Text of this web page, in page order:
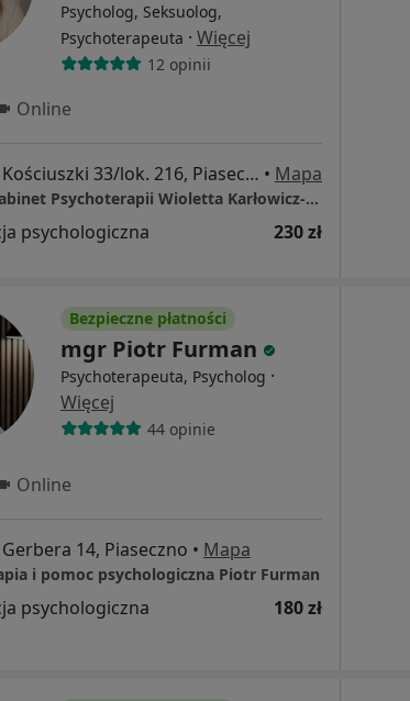
Psycholog, Seksuolog,
Psychoterapeuta · Więcej
12 opinii
Online
Tadeusza Kościuszki 33/lok. 216, Piaseczno • Mapa
Sentima Gabinet Psychoterapii Wioletta Karłowicz-Dul
psychologiczna 230 zł
Bezpieczne płatności
mgr Piotr Furman
Psychoterapeuta, Psycholog ·
Więcej
44 opinie
Online
14, Piaseczno • Mapa
i pomoc psychologiczna Piotr Furman
psychologiczna 180 zł